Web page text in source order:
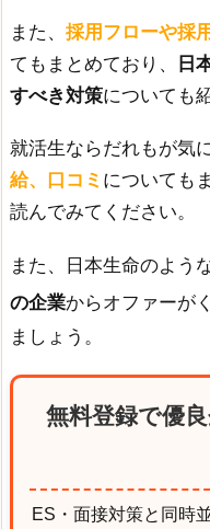
また、 採用フローや採
てもまとめており、
日
すべき対策についても
就活生ならだれもが気
給、口コミ についても
読んでみてください。
また、日本生命のよう
の企業からオファーが
ましょう。
無料登録で優
ES・面接対策と同時